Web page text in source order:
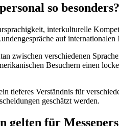
so besonders?
interkulturelle
auf internationalen
zwischen verschiedenen
Besuchern einen
tieferes Verständnis für
geschätzt werden.
gelten für